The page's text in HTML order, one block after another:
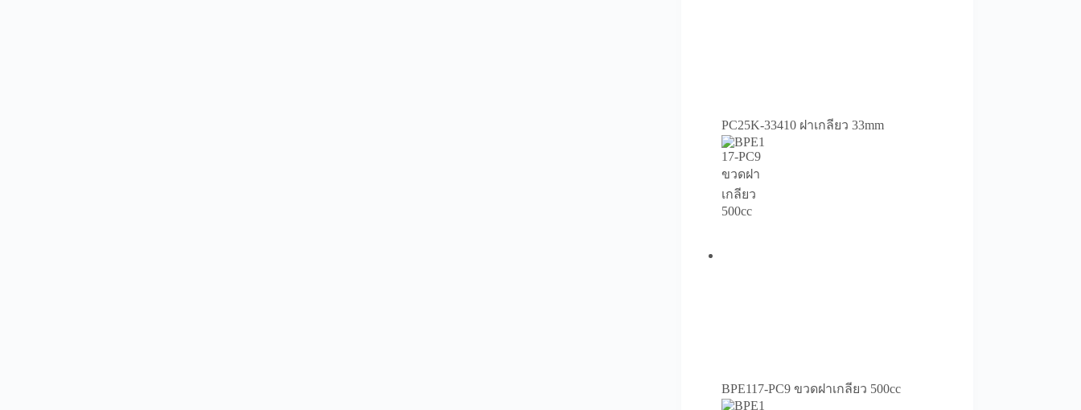
PC25K-33410 ฝาเกลียว 33mm
BPE117-PC9 ขวดฝาเกลียว 500cc